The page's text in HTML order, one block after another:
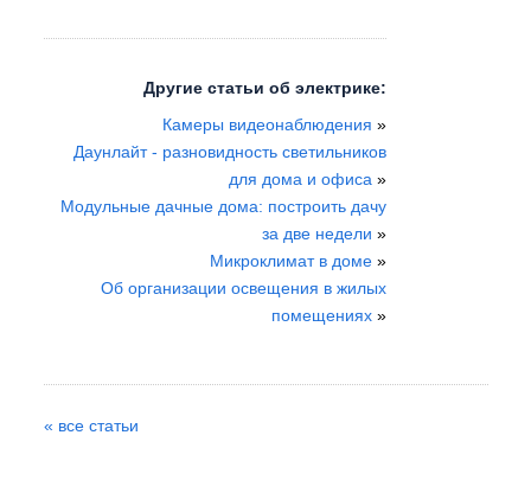
Другие статьи об электрике:
Камеры видеонаблюдения »
Даунлайт - разновидность светильников
для дома и офиса »
Модульные дачные дома: построить дачу
за две недели »
Микроклимат в доме»
Об организации освещения в жилых
помещениях»
« все статьи